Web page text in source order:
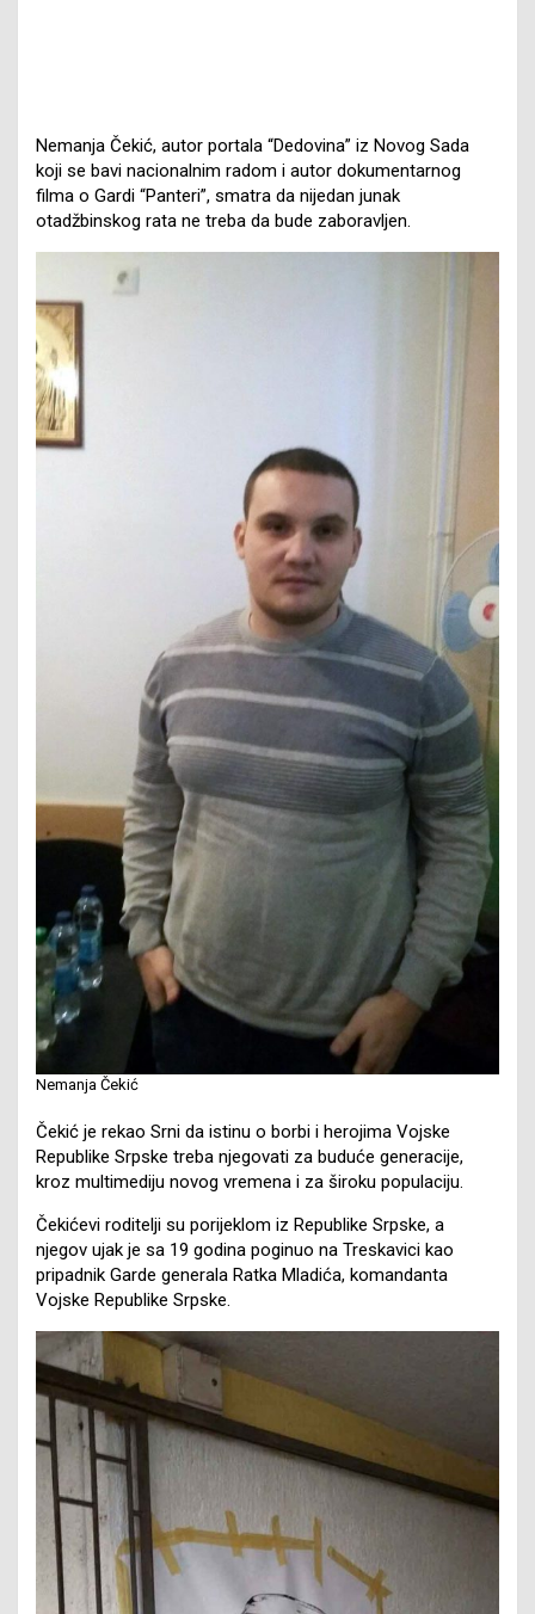
Nemanja Čekić, autor portala “Dedovina” iz Novog Sada
koji se bavi nacionalnim radom i autor dokumentarnog
filma o Gardi “Panteri”, smatra da nijedan junak
otadžbinskog rata ne treba da bude zaboravljen.
Nemanja Čekić
Čekić je rekao Srni da istinu o borbi i herojima Vojske
Republike Srpske treba njegovati za buduće generacije,
kroz multimediju novog vremena i za široku populaciju.
Čekićevi roditelji su porijeklom iz Republike Srpske, a
njegov ujak je sa 19 godina poginuo na Treskavici kao
pripadnik Garde generala Ratka Mladića, komandanta
Vojske Republike Srpske.